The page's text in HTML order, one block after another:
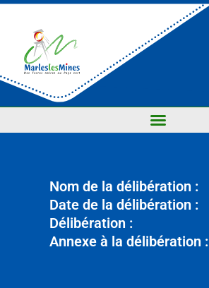
Nom de la délibération :
Date de la délibération :
Délibération :
Annexe à la délibération :